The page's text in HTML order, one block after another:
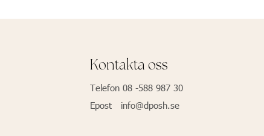
Kontakta oss
Telefon 08 -588 987 30
Epost info@dposh.se